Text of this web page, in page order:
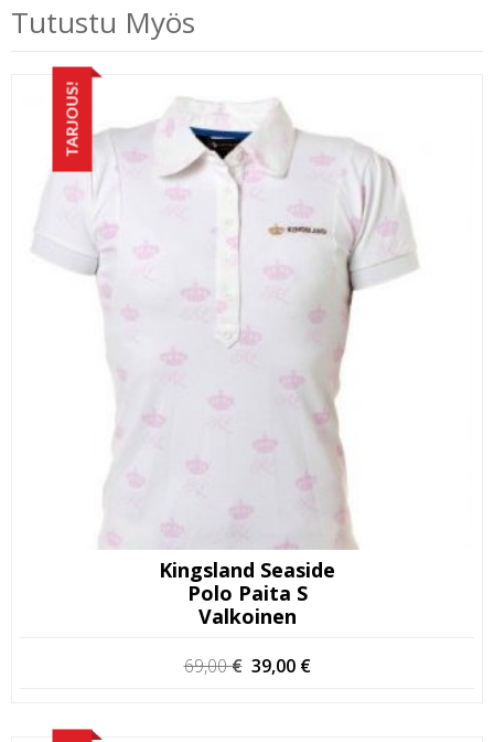
Tutustu Myös
TARJOUS!
Kingsland Seaside
Polo Paita S
Valkoinen
69,00€ Alkuperäinen
39,00 €